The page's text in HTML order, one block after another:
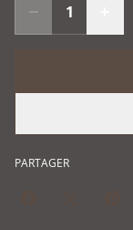
PARTAGER